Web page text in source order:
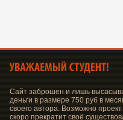
Сайт заброшен и лишь
деньги в размере 750 руб в
своего автора. Возможно проект
скоро прекратит своё